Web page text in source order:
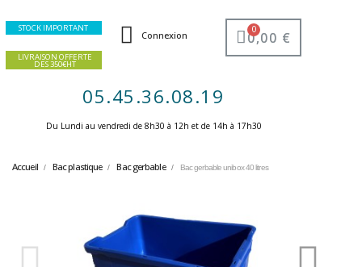
STOCK IMPORTANT
LIVRAISON OFFERTE
DES 350€HT
Connexion 0,00 €
05.45.36.08.19
Du Lundi au vendredi de 8h30 à 12h et de 14h à 17h30 ​
Accueil Bac plastique Bac gerbable Bac gerbable unibox 40 litres